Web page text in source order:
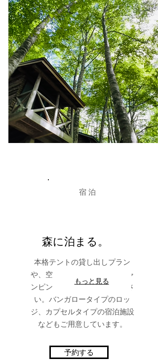
​宿泊
森に泊まる。
本格テントの貸し出しプラン
や、空中テントでの特別なキャ
ンピング体験をお楽しみくださ
い。バンガロータイプのロッ
ジ、カプセルタイプの宿泊施設
などもご用意しています。
もっと見る
予約する